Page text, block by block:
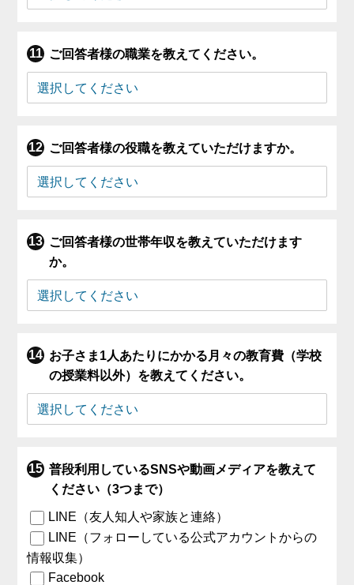
ご回答者様の職業を教えてください。
ご回答者様の役職を教えていただけますか。
ご回答者様の世帯年収を教えていただけます
か。
お子さま1人あたりにかかる月々の教育費（学校
の授業料以外）を教えてください。
普段利用しているSNSや動画メディアを教えて
ください（3つまで）
LINE（友人知人や家族と連絡）
LINE（フォローしている公式アカウントからの
情報収集）
Facebook